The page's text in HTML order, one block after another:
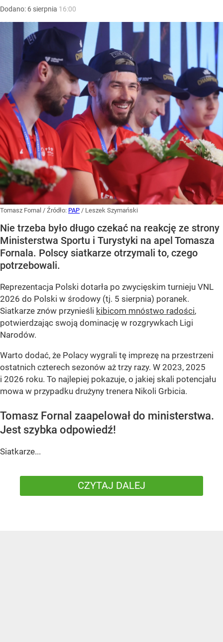
Dodano: 6 sierpnia 16:00
Tomasz Fornal / Źródło: PAP / Leszek Szymański
Nie trzeba było długo czekać na reakcję ze strony
Ministerstwa Sportu i Turystyki na apel Tomasza
Fornala. Polscy siatkarze otrzymali to, czego
potrzebowali.
Reprezentacja Polski dotarła po zwycięskim turnieju VNL
2026 do Polski w środowy (tj. 5 sierpnia) poranek.
Siatkarze znów przynieśli kibicom mnóstwo radości,
potwierdzając swoją dominację w rozgrywkach Ligi
Narodów.
Warto dodać, że Polacy wygrali tę imprezę na przestrzeni
ostatnich czterech sezonów aż trzy razy. W 2023, 2025
i 2026 roku. To najlepiej pokazuje, o jakiej skali potencjału
mowa w przypadku drużyny trenera Nikoli Grbicia.
Tomasz Fornal zaapelował do ministerstwa.
Jest szybka odpowiedź!
Siatkarze...
CZYTAJ DALEJ